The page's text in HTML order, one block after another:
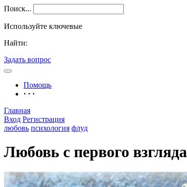
Поиск...
Используйте ключевые
Найти:
Задать вопрос
Помощь
· · ·
Главная
Вход Регистрация
любовь психология флуд
Любовь с первого